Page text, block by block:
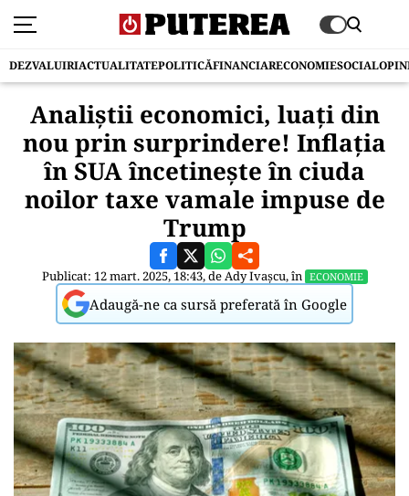
DEZVALUIRIACTUALITATEPOLITICĂFINANCIARECONOMIESOCIAL
Analiştii economici, luaţi din
nou prin surprindere! Inflaţia
în SUA încetineşte în ciuda
noilor taxe vamale impuse de
Trump
Publicat: 12 mart. 2025, 18:43, deAdy Ivașcu, în ECONOMIE
Adaugă-ne ca sursă preferată în Google